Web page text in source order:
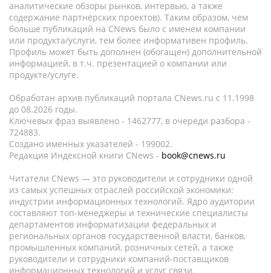
аналитические обзоры рынков, интервью, а также
содержание партнёрских проектов). Таким образом, чем
больше публикаций на CNews было с именем компании
или продукта/услуги, тем более информативен профиль.
Профиль может быть дополнен (обогащен) дополнительной
информацией, в т.ч. презентацией о компании или
продукте/услуге.
Обработан архив публикаций портала CNews.ru c 11.1998
до 08.2026 годы.
Ключевых фраз выявлено - 1462777, в очереди разбора -
724883.
Создано именных указателей - 199002.
Редакция Индексной книги CNews - book@cnews.ru
Читатели CNews — это руководители и сотрудники одной
из самых успешных отраслей российской экономики:
индустрии информационных технологий. Ядро аудитории
составляют топ-менеджеры и технические специалисты
департаментов информатизации федеральных и
региональных органов государственной власти, банков,
промышленных компаний, розничных сетей, а также
руководители и сотрудники компаний-поставщиков
информационных технологий и услуг связи.